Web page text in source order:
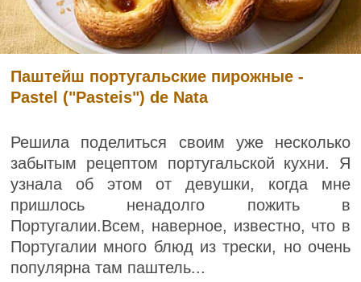
Паштейш португальские пирожные -
Pastel ("Pasteis") de Nata
Решила поделиться своим уже несколько
забытым рецептом португальской кухни. Я
узнала об этом от девушки, когда мне
пришлось ненадолго пожить в
Португалии.Всем, наверное, известно, что в
Португалии много блюд из трески, но очень
популярна там паштель...